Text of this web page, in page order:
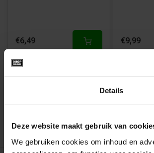
Details
Deze website maakt gebruik van
We gebruiken cookies om inhoud en
€6,49 €9,99
1